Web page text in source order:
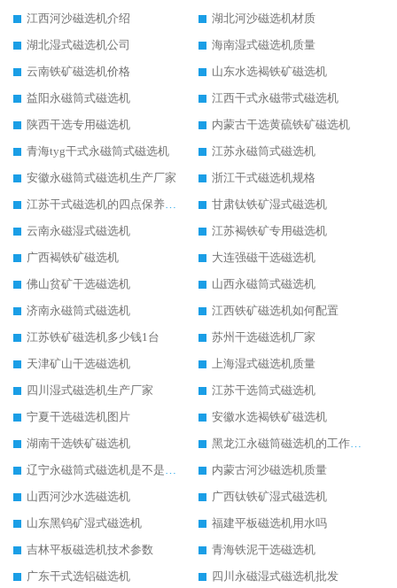
江西河沙磁选机介绍
湖北河沙磁选机材质
湖北湿式磁选机公司
海南湿式磁选机质量
云南铁矿磁选机价格
山东水选褐铁矿磁选机
益阳永磁筒式磁选机
江西干式永磁带式磁选机
陕西干选专用磁选机
内蒙古干选黄硫铁矿磁选机
青海tyg干式永磁筒式磁选机
江苏永磁筒式磁选机
安徽永磁筒式磁选机生产厂家
浙江干式磁选机规格
江苏干式磁选机的四点保养秘籍
甘肃钛铁矿湿式磁选机
云南永磁湿式磁选机
江苏褐铁矿专用磁选机
广西褐铁矿磁选机
大连强磁干选磁选机
佛山贫矿干选磁选机
山西永磁筒式磁选机
济南永磁筒式磁选机
江西铁矿磁选机如何配置
江苏铁矿磁选机多少钱1台
苏州干选磁选机厂家
天津矿山干选磁选机
上海湿式磁选机质量
四川湿式磁选机生产厂家
江苏干选筒式磁选机
宁夏干选磁选机图片
安徽水选褐铁矿磁选机
湖南干选铁矿磁选机
黑龙江永磁筒磁选机的工作原理
辽宁永磁筒式磁选机是不是强磁
内蒙古河沙磁选机质量
山西河沙水选磁选机
广西钛铁矿湿式磁选机
山东黑钨矿湿式磁选机
福建平板磁选机用水吗
吉林平板磁选机技术参数
青海铁泥干选磁选机
广东干式选铝磁选机
四川永磁湿式磁选机批发